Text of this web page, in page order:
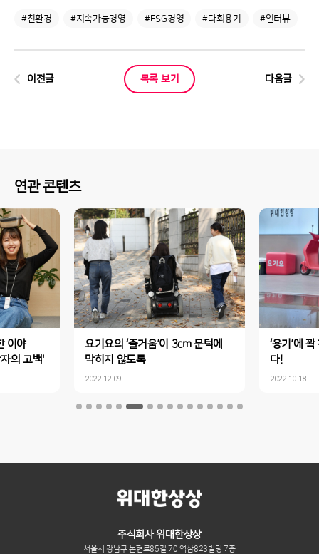
#친환경 #지속가능경영 #ESG경영 #다회용기 #인터뷰
이전글 목록 보기 다음글
연관 콘텐츠
이야
의 고백'
요기요의 ‘즐거움’이 3cm 문턱에
막히지 않도록
2022-12-09
‘용기’에
다!
2022-10-18
주식회사 위대한상상
서울시 강남구 논현로85길 70 역삼823빌딩 7층